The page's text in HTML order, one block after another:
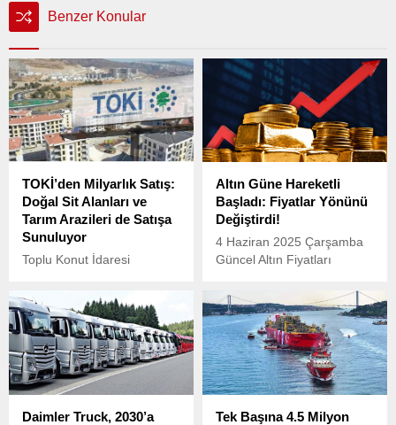
Benzer Konular
TOKİ’den Milyarlık Satış:
Doğal Sit Alanları ve
Tarım Arazileri de Satışa
Sunuluyor
Toplu Konut İdaresi
Şubat 2025 tarihlerinde
gerçekleştireceği açık
artırma ile Ege Bölgesi’nde
yer alan birçok arsayı satışa
çıkarıyor.
Altın Güne Hareketli
Başladı: Fiyatlar Yönünü
Değiştirdi!
4 Haziran 2025 Çarşamba
Güncel Altın Fiyatları
Daimler Truck, 2030’a
Tek Başına 4.5 Milyon